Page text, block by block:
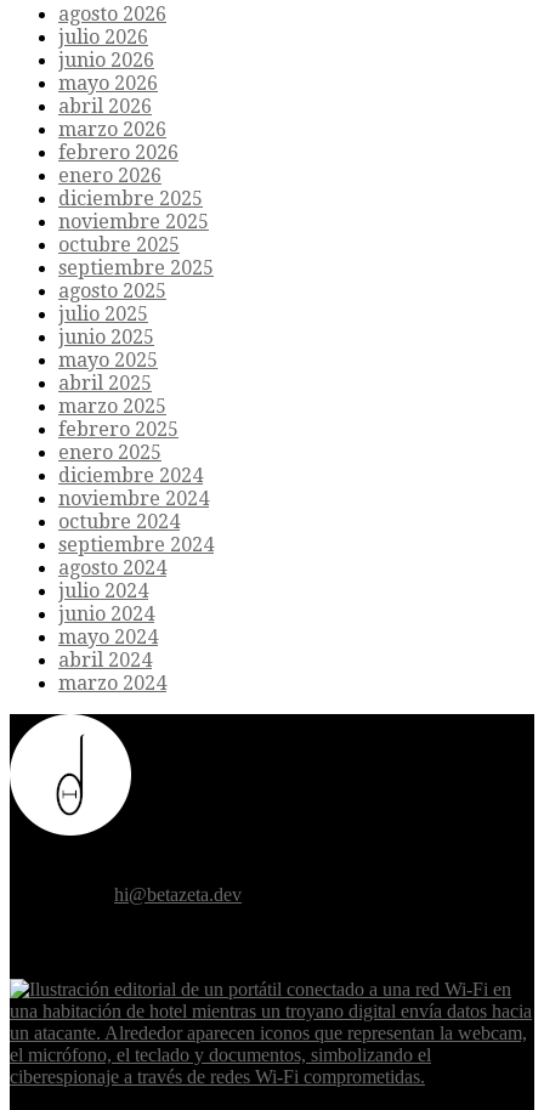
agosto 2026
julio 2026
junio 2026
mayo 2026
abril 2026
marzo 2026
febrero 2026
enero 2026
diciembre 2025
noviembre 2025
octubre 2025
septiembre 2025
agosto 2025
julio 2025
junio 2025
mayo 2025
abril 2025
marzo 2025
febrero 2025
enero 2025
diciembre 2024
noviembre 2024
octubre 2024
septiembre 2024
agosto 2024
julio 2024
junio 2024
mayo 2024
abril 2024
marzo 2024
hi@betazeta.dev